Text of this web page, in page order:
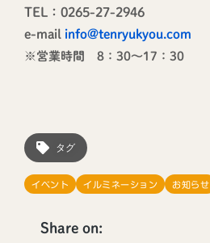
TEL：0265-27-2946
e-mail info@tenryukyou.com
※営業時間 8：30～17：30
タグ
イベント イルミネーション お知らせ
Share on: